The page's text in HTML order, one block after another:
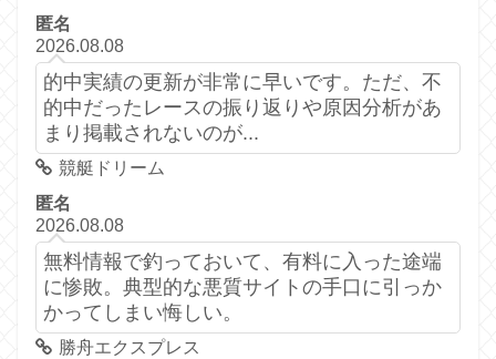
匿名
2026.08.08
的中実績の更新が非常に早いです。ただ、不
的中だったレースの振り返りや原因分析があ
まり掲載されないのが...
競艇ドリーム
匿名
2026.08.08
無料情報で釣っておいて、有料に入った途端
に惨敗。典型的な悪質サイトの手口に引っか
かってしまい悔しい。
勝舟エクスプレス